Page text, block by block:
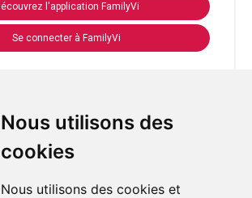
Nous utilisons des
cookies
Nous utilisons des cookies et
l'application FamilyVi
Se connecter à FamilyVi